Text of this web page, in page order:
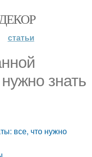
статьи
знать
все, что нужно